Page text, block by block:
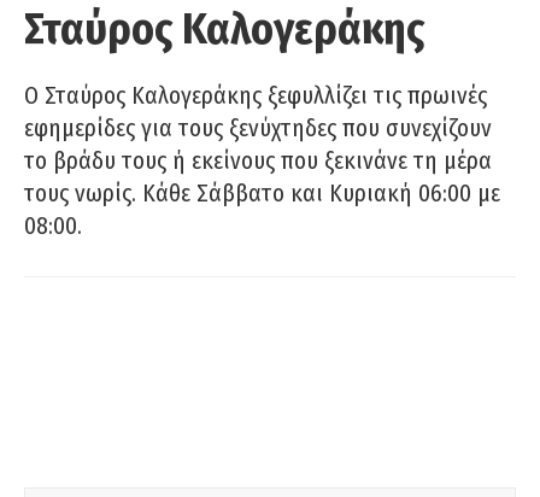
Σταύρος Καλογεράκης
Ο Σταύρος Καλογεράκης ξεφυλλίζει τις πρωινές
εφημερίδες για τους ξενύχτηδες που συνεχίζουν
το βράδυ τους ή εκείνους που ξεκινάνε τη μέρα
τους νωρίς. Κάθε Σάββατο και Κυριακή 06:00 με
08:00.